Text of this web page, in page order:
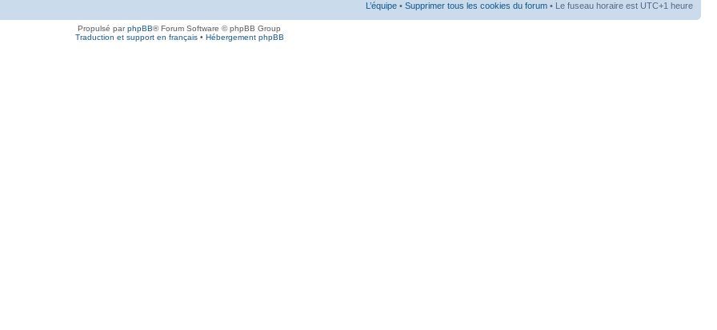
L’équipe • Supprimer tous les cookies du forum • Le fuseau horaire est UTC+1 heure
Propulsé parphpBB® Forum Software © phpBB Group
Traduction et support en français• Hébergement phpBB